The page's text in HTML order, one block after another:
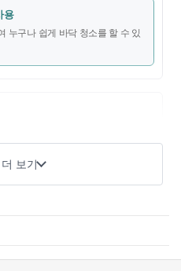
용
누구나 쉽게 바닥 청소를 할 수 있
퀵클 와이퍼에 장착해 사용하
. 바닥의 분진과 먼지를 효율적
간편하게 할 수 있습니다. 화학
보기